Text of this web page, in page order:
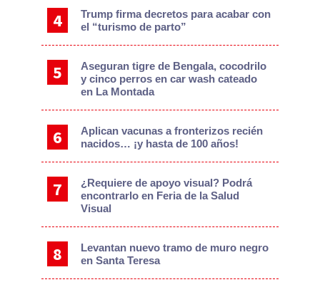
Trump firma decretos para acabar con
el “turismo de parto”
Aseguran tigre de Bengala, cocodrilo
y cinco perros en car wash cateado
en La Montada
Aplican vacunas a fronterizos recién
nacidos… ¡y hasta de 100 años!
¿Requiere de apoyo visual? Podrá
encontrarlo en Feria de la Salud
Visual
Levantan nuevo tramo de muro negro
en Santa Teresa